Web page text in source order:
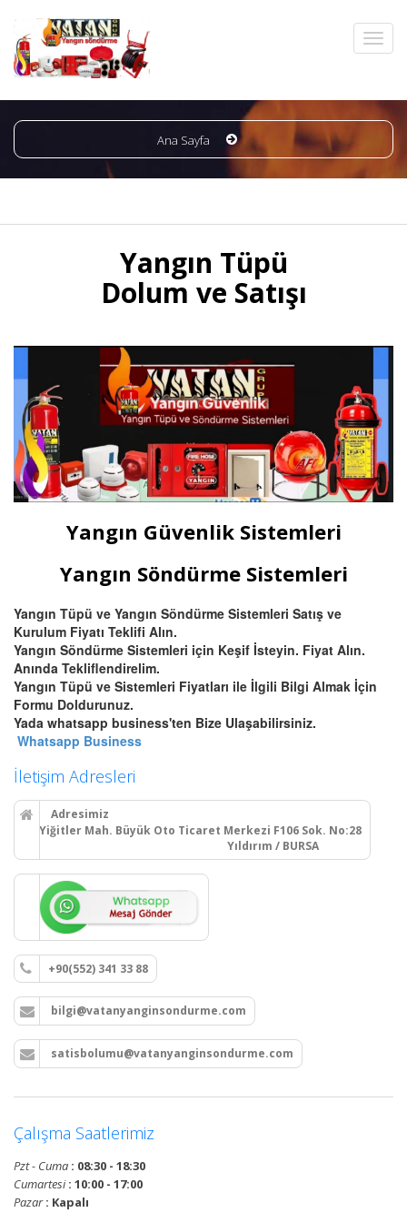
Ana Sayfa
Yangın Tüpü
Dolum ve Satışı
Yangın Güvenlik Sistemleri
Yangın Söndürme Sistemleri
Yangın Tüpü ve Yangın Söndürme Sistemleri Satış ve
Kurulum Fiyatı Teklifi Alın.
Yangın Söndürme Sistemleri için Keşif İsteyin. Fiyat Alın.
Anında Tekliflendirelim.
Yangın Tüpü ve Sistemleri Fiyatları ile İlgili Bilgi Almak İçin
Formu Doldurunuz.
Yada whatsapp business'ten Bize Ulaşabilirsiniz.
Whatsapp Business
İletişim Adresleri
Adresimiz
Yiğitler Mah. Büyük Oto Ticaret Merkezi F106 Sok. No:28
Yıldırım / BURSA
+90(552) 341 33 88
bilgi@vatanyanginsondurme.com
satisbolumu@vatanyanginsondurme.com
Çalışma Saatlerimiz
Pzt - Cuma : 08:30 - 18:30
Cumartesi: 10:00 - 17:00
Pazar: Kapalı